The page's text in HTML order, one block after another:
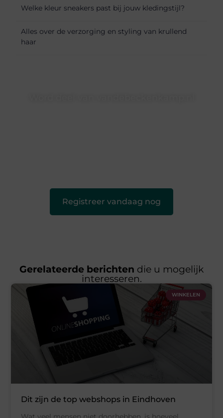
Welke kleur sneakers past bij jouw kledingstijl?
Alles over de verzorging en styling van krullend
haar
Registreer vandaag nog
Gerelateerde berichten die u mogelijk
interesseren.
WINKELEN
Dit zijn de top webshops in Eindhoven